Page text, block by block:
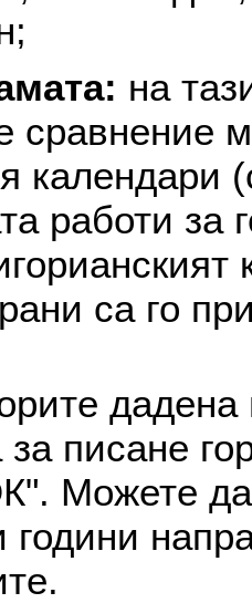
на
сравнение
календари
работи за
са го
за писане
Можете